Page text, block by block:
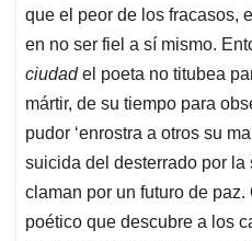
que el peor de los fracasos,
en no ser fiel a sí mismo.
ciudadel poeta no titubea
mártir, de su tiempo para
pudor ‘enrostra a otros su
suicida del desterrado por
claman por un futuro de paz.
poético que descubre a los